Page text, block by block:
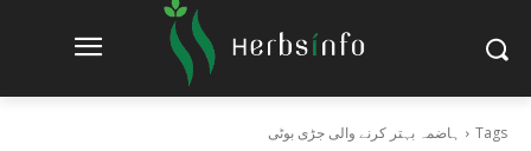
Tags ہاضمہ بہتر کرنے والی جڑی بوٹی